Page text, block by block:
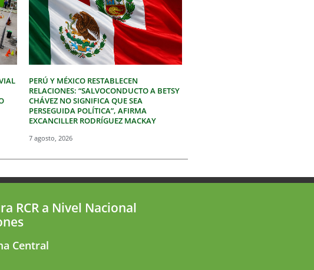
PERÚ Y MÉXICO RESTABLECEN
RELACIONES: “SALVOCONDUCTO A BETSY
CHÁVEZ NO SIGNIFICA QUE SEA
PERSEGUIDA POLÍTICA”, AFIRMA
EXCANCILLER RODRÍGUEZ MACKAY
7 agosto, 2026
RCR a Nivel Nacional
Central